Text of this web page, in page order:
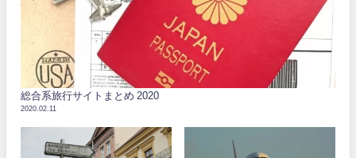
総合系旅行サイトまとめ 2020
2020.02.11